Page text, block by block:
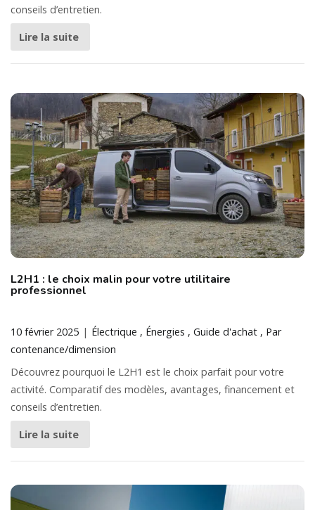
conseils d’entretien.
Lire la suite
L2H1 : le choix malin pour votre utilitaire
professionnel
10 février 2025 Électrique Énergies Guide d'achat
Par
contenance/dimension
Découvrez pourquoi le L2H1 est le choix parfait pour votre
activité. Comparatif des modèles, avantages, financement et
conseils d’entretien.
Lire la suite